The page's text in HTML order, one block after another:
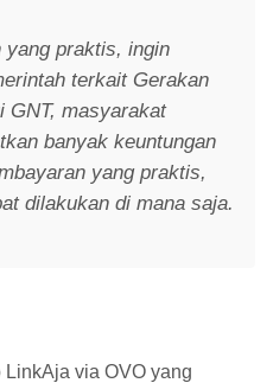
yang praktis, ingin
terkait Gerakan
GNT, masyarakat
banyak keuntungan
yang praktis,
dilakukan di mana saja.
LinkAja via OVO yang